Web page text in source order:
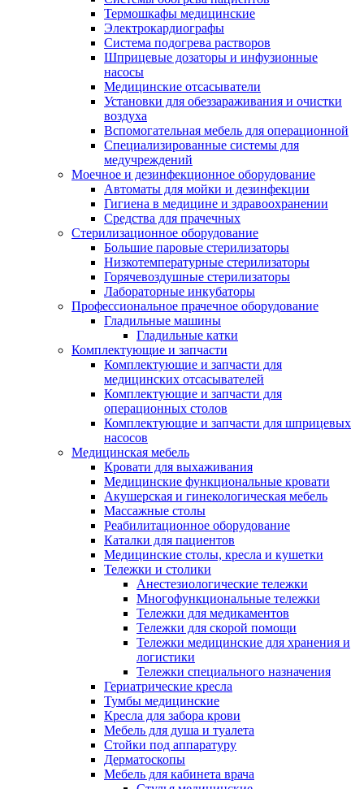
Термошкафы медицинские
Электрокардиографы
Cистема подогрева растворов
Шприцевые дозаторы и инфузионные
насосы
Медицинские отсасыватели
Установки для обеззараживания и очистки
воздуха
Вспомогательная мебель для операционной
Специализированные системы для
медучреждений
Моечное и дезинфекционное оборудование
Автоматы для мойки и дезинфекции
Гигиена в медицине и здравоохранении
Средства для прачечных
Стерилизационное оборудование
Большие паровые стерилизаторы
Низкотемпературные стерилизаторы
Горячевоздушные стерилизаторы
Лабораторные инкубаторы
Профессиональное прачечное оборудование
Гладильные машины
Гладильные катки
Комплектующие и запчасти
Комплектующие и запчасти для
медицинских отсасывателей
Комплектующие и запчасти для
операционных столов
Комплектующие и запчасти для шприцевых
насосов
Медицинская мебель
Кровати для выхаживания
Медицинские функциональные кровати
Акушерская и гинекологическая мебель
Массажные столы
Реабилитационное оборудование
Каталки для пациентов
Медицинские столы, кресла и кушетки
Тележки и столики
Анестезиологические тележки
Многофункциональные тележки
Тележки для медикаментов
Тележки для скорой помощи
Тележки медицинские для хранения и
логистики
Тележки специального назначения
Гериатрические кресла
Тумбы медицинские
Кресла для забора крови
Мебель для душа и туалета
Стойки под аппаратуру
Дерматоскопы
Мебель для кабинета врача